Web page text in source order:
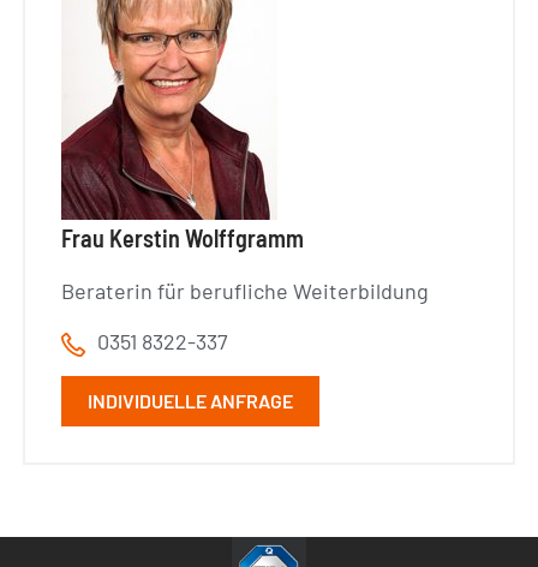
Frau Kerstin Wolffgramm
Beraterin für berufliche Weiterbildung
0351 8322-337
INDIVIDUELLE ANFRAGE